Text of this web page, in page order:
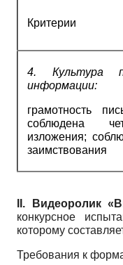
Критерии
4. Культура
информации:
грамотность
соблюдена
изложения;
заимствования
II. Видеоролик
конкурсное
которому
Требования к